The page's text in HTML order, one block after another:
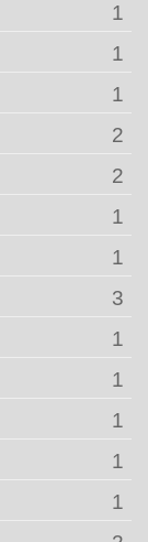
1
1
1
2
2
1
1
3
1
1
1
1
1